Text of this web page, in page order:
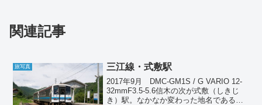
関連記事
旅写真 三江線・式敷駅
2017年9月 DMC-GM1S / G VARIO 12-
32mmF3.5-5.6信木の次が式敷（しきじ
き）駅。なかなか変わった地名である。